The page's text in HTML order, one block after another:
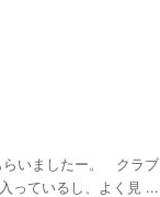
らいましたー。 クラブ
っているし、よく見 ...